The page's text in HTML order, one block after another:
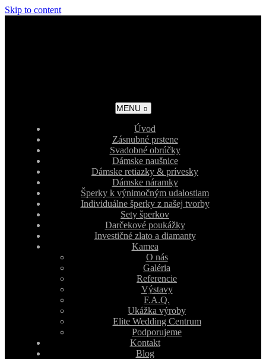
Skip to content
MENU
Úvod
Zásnubné prstene
Svadobné obrúčky
Dámske naušnice
Dámske retiazky & prívesky
Dámske náramky
Šperky k výnimočným udalostiam
Individuálne šperky z našej tvorby
Sety šperkov
Darčekové poukážky
Investičné zlato a diamanty
Kamea
O nás
Galéria
Referencie
Výstavy
F.A.Q.
Ukážka výroby
Elite Wedding Centrum
Podporujeme
Kontakt
Blog